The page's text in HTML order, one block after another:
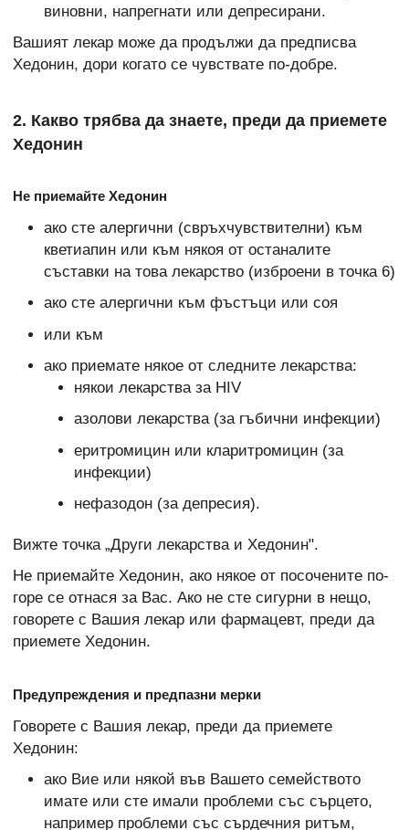
виновни, напрегнати или депресирани.
Вашият лекар може да продължи да предписва
Хедонин, дори когато се чувствате по-добре.
2. Какво трябва да знаете, преди да приемете
Хедонин
Не приемайте Хедонин
ако сте алергични (свръхчувствителни) към
кветиапин или към някоя от останалите
съставки на това лекарство (изброени в точка 6)
ако сте алергични към фъстъци или соя
или към
ако приемате някое от следните лекарства:
някои лекарства за HIV
азолови лекарства (за гъбични инфекции)
еритромицин или кларитромицин (за
инфекции)
нефазодон (за депресия).
Вижте точка „Други лекарства и Хедонин".
Не приемайте Хедонин, ако някое от посочените по-
горе се отнася за Вас. Ако не сте сигурни в нещо,
говорете с Вашия лекар или фармацевт, преди да
приемете Хедонин.
Предупреждения и предпазни мерки
Говорете с Вашия лекар, преди да приемете
Хедонин:
ако Вие или някой във Вашето семейството
имате или сте имали проблеми със сърцето,
например проблеми със сърдечния ритъм,